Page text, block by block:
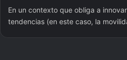
En un contexto que obliga a
tendencias (en este caso, la